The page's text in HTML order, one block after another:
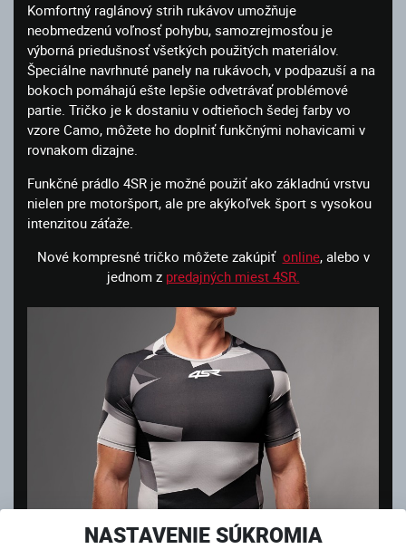
NASTAVENIE SÚKROMIA
Komfortný raglánový strih rukávov umožňuje
neobmedzenú voľnosť pohybu, samozrejmosťou je
výborná priedušnosť všetkých použitých materiálov.
Špeciálne navrhnuté panely na rukávoch, v podpazuší a na
bokoch pomáhajú ešte lepšie odvetrávať problémové
partie. Tričko je k dostaniu v odtieňoch šedej farby vo
vzore Camo, môžete ho doplniť funkčnými nohavicami v
rovnakom dizajne.
Funkčné prádlo 4SR je možné použiť ako základnú vrstvu
nielen pre motoršport, ale pre akýkoľvek šport s vysokou
intenzitou záťaže.
Nové kompresné tričko môžete zakúpiť online, alebo v
jednom z predajných miest 4SR.